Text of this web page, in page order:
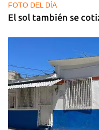
FOTO DEL DÍA
El sol también se